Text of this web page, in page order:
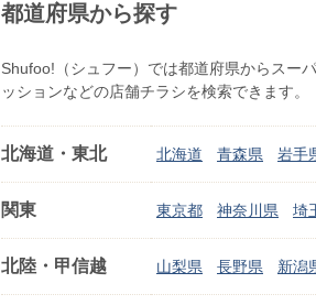
都道府県から探す
Shufoo!（シュフー）では都道府県からスー
ッションなどの店舗チラシを検索できます。
北海道・東北 北海道 青森県 岩手
関東 東京都 神奈川県 埼
北陸・甲信越 山梨県 長野県 新潟